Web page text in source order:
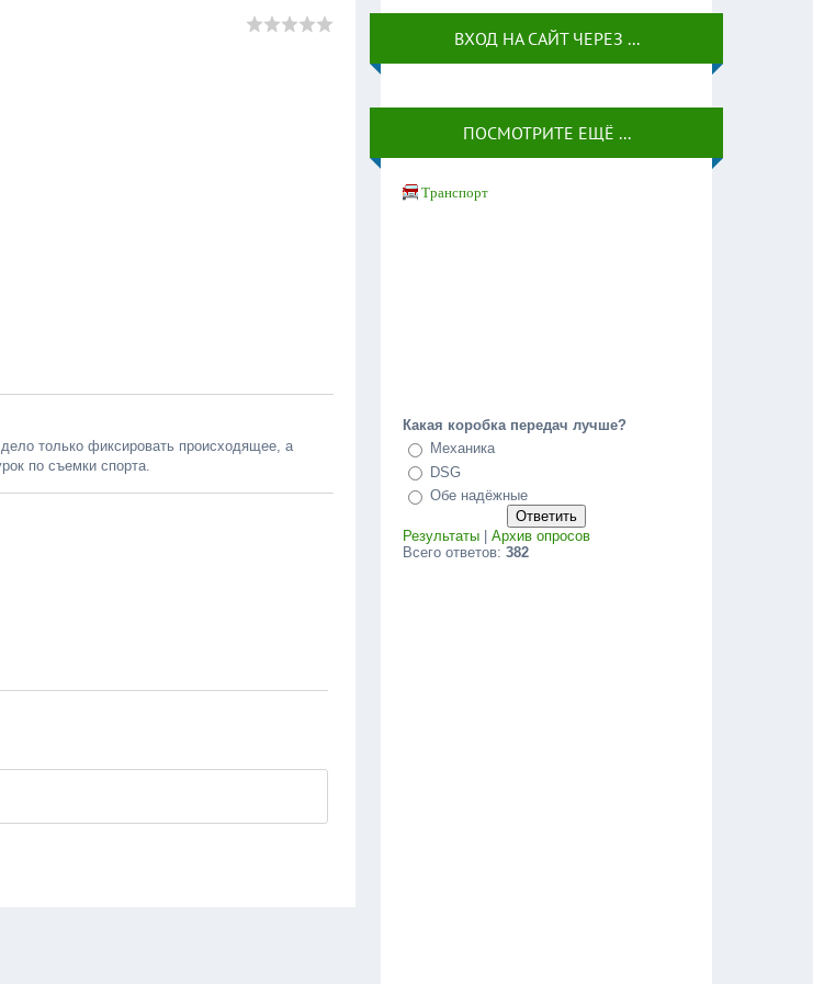
только фиксировать происходящее, а
по съемки спорта.
ВХОД НА САЙТ ЧЕРЕЗ ...
ПОСМОТРИТЕ ЕЩЁ ...
Транспорт
Какая коробка передач лучше?
Механика
DSG
Обе надёжные
Результаты |Архив опросов
Всего ответов:382